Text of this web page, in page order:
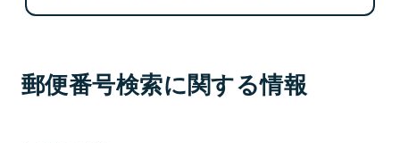
郵便番号検索に関する情報